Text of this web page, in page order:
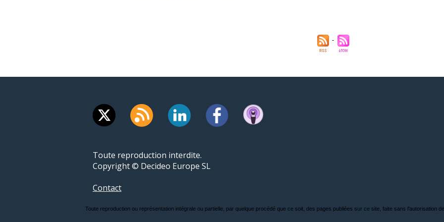
Toute reproduction interdite.
Copyright © Decideo Europe SL
Contact
Toute reproduction ou représentation intégrale ou partielle, par quelque procédé que ce soit, des pages publiées sur ce site, faite sans l'autorisation